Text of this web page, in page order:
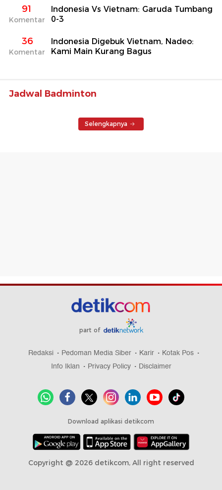
91
Komentar
Indonesia Vs Vietnam: Garuda Tumbang
0-3
36
Komentar
Indonesia Digebuk Vietnam, Nadeo:
Kami Main Kurang Bagus
Jadwal Badminton
Selengkapnya
part of
Redaksi Pedoman Media Siber Karir
Kotak Pos
Info Iklan
Privacy Policy Disclaimer
Download aplikasi detikcom
Copyright @ 2026 detikcom, All right reserved